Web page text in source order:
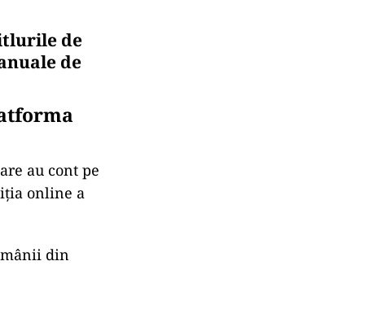
de
de
au cont pe
online a
din